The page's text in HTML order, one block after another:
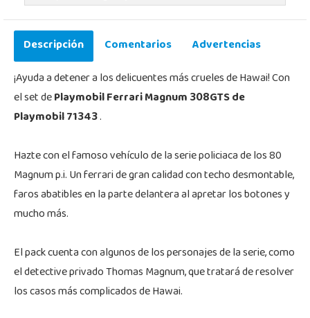
Descripción Comentarios
Advertencias
¡Ayuda a detener a los delicuentes más crueles de Hawai! Con
el set dePlaymobil Ferrari Magnum 308GTS de
Playmobil 71343.
Hazte con el famoso vehículo de la serie policiaca de los 80
Magnum p.i. Un ferrari de gran calidad con techo desmontable,
faros abatibles en la parte delantera al apretar los botones y
mucho más.
El pack cuenta con algunos de los personajes de la serie, como
el detective privado Thomas Magnum, que tratará de resolver
los casos más complicados de Hawai.